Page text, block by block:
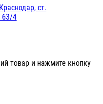
ст.
63/4
товар и нажмите кнопку